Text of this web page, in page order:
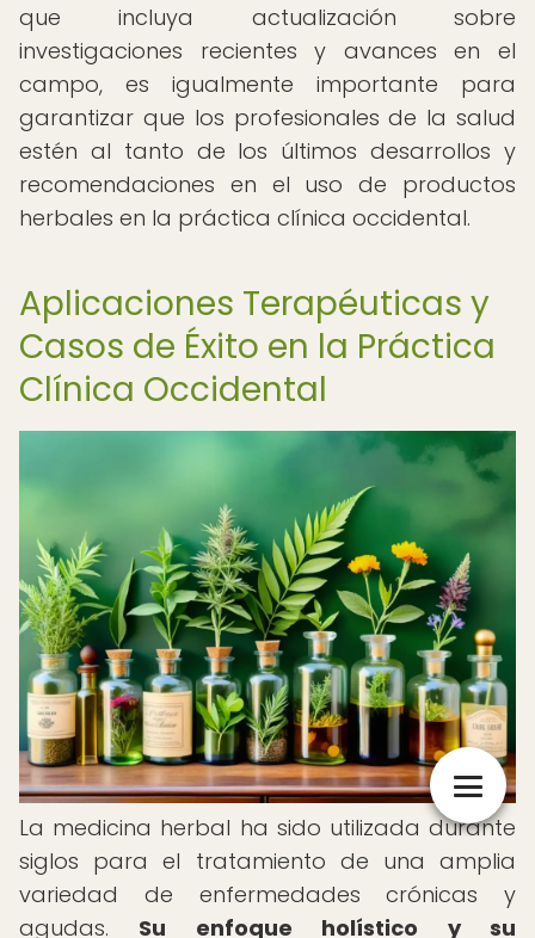
que incluya actualización sobre
investigaciones recientes y avances en el
campo, es igualmente importante para
garantizar que los profesionales de la salud
estén al tanto de los últimos desarrollos y
recomendaciones en el uso de productos
herbales en la práctica clínica occidental.
Aplicaciones Terapéuticas y
Casos de Éxito en la Práctica
Clínica Occidental
La medicina herbal ha sido utilizada durante
siglos para el tratamiento de una amplia
variedad de enfermedades crónicas y
agudas. Su enfoque holístico y su